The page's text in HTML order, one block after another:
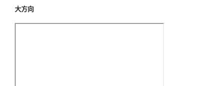
大方向